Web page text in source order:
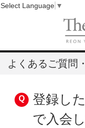
よくあるご質問
登録し
で入会
Select Language ▼